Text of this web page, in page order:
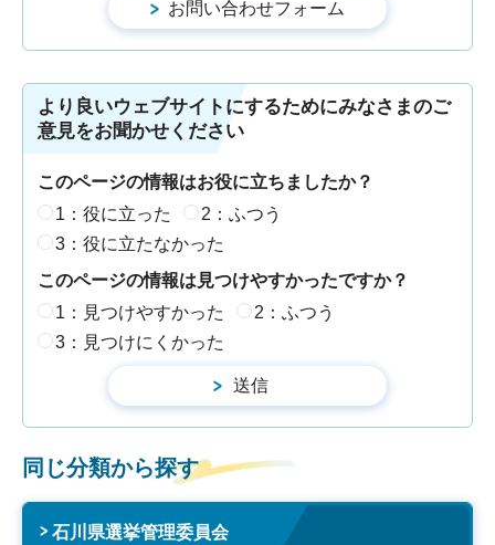
より良いウェブサイトにするためにみなさまのご
意見をお聞かせください
このページの情報はお役に立ちましたか？
1：役に立った
2：ふつう
3：役に立たなかった
このページの情報は見つけやすかったですか？
1：見つけやすかった
2：ふつう
3：見つけにくかった
同じ分類から探す
石川県選挙管理委員会